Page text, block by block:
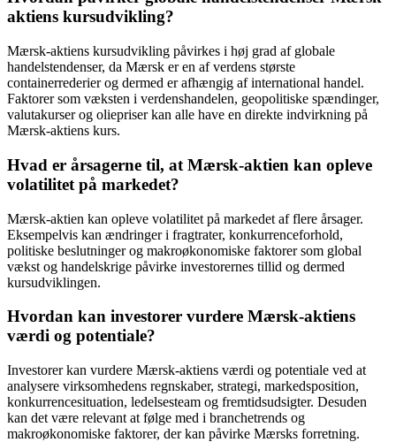
aktiens kursudvikling?
Mærsk-aktiens kursudvikling påvirkes i høj grad af globale
handelstendenser, da Mærsk er en af verdens største
containerrederier og dermed er afhængig af international handel.
Faktorer som væksten i verdenshandelen, geopolitiske spændinger,
valutakurser og oliepriser kan alle have en direkte indvirkning på
Mærsk-aktiens kurs.
Hvad er årsagerne til, at Mærsk-aktien kan opleve
volatilitet på markedet?
Mærsk-aktien kan opleve volatilitet på markedet af flere årsager.
Eksempelvis kan ændringer i fragtrater, konkurrenceforhold,
politiske beslutninger og makroøkonomiske faktorer som global
vækst og handelskrige påvirke investorernes tillid og dermed
kursudviklingen.
Hvordan kan investorer vurdere Mærsk-aktiens
værdi og potentiale?
Investorer kan vurdere Mærsk-aktiens værdi og potentiale ved at
analysere virksomhedens regnskaber, strategi, markedsposition,
konkurrencesituation, ledelsesteam og fremtidsudsigter. Desuden
kan det være relevant at følge med i branchetrends og
makroøkonomiske faktorer, der kan påvirke Mærsks forretning.